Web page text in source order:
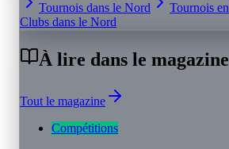
Tournois dans le Nord Tournois en
Clubs dans le Nord
À lire dans le magazine
Tout le magazine
Compétitions